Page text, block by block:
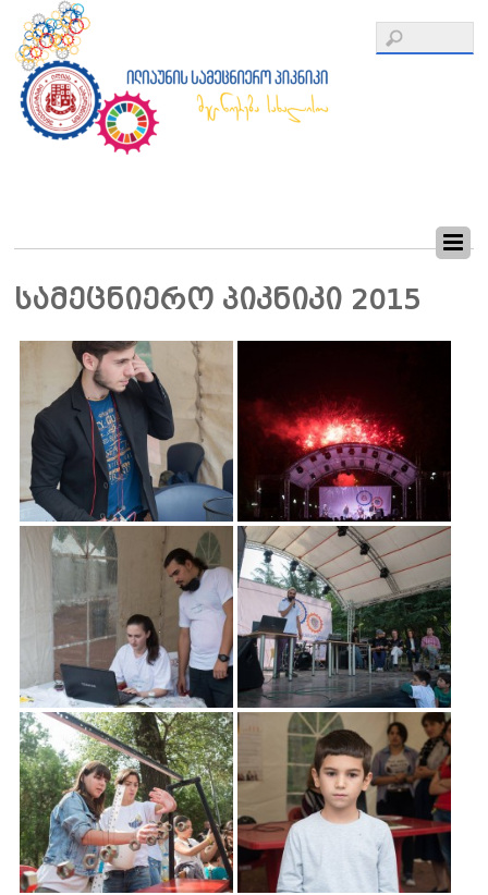
სამეცნიერო პიკნიკი 2015